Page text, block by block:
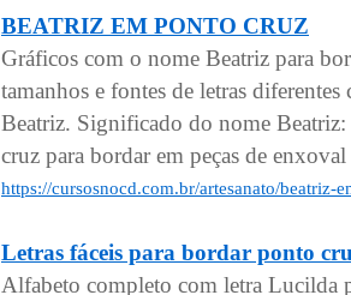
BEATRIZ EM PONTO CRUZ
Gráficos com o nome Beatriz para
tamanhos e fontes de letras
Beatriz. Significado do nome
cruz para bordar em peças de
https://cursosnocd.com.br/artesanato/beatriz-
Letras fáceis para bordar ponto
Alfabeto completo com letra Lucilda